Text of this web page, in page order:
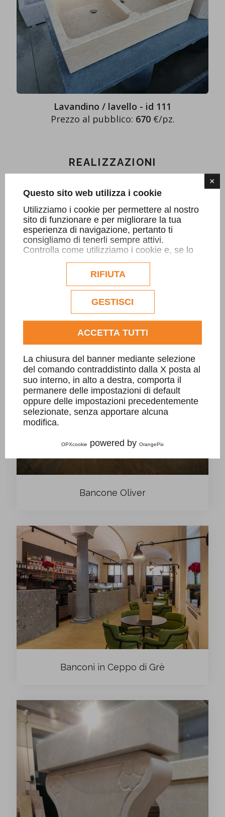
×
Questo sito web utilizza i cookie
Utilizziamo i cookie per permettere al nostro
sito di funzionare e per migliorare la tua
esperienza di navigazione, pertanto ti
consigliamo di tenerli sempre attivi.
Controlla come utilizziamo i cookie e, se lo
desideri, personalizzane la configurazione.
Eventuali cookie di profilazione o
commerciali verranno utilizzati
esclusivamente previa acquisizione del
consenso dell'utente.
Consulta l'informativa cookie completa.
RIFIUTA
GESTISCI
ACCETTA TUTTI
La chiusura del banner mediante selezione
del comando contraddistinto dalla X posta al
suo interno, in alto a destra, comporta il
permanere delle impostazioni di default
oppure delle impostazioni precedentemente
selezionate, senza apportare alcuna
modifica.
OPXcookie powered by OrangePix
Lavandino / lavello - id 111
Prezzo al pubblico: 670€/pz.
REALIZZAZIONI
Bancone Oliver
Banconi in Ceppo di Grè